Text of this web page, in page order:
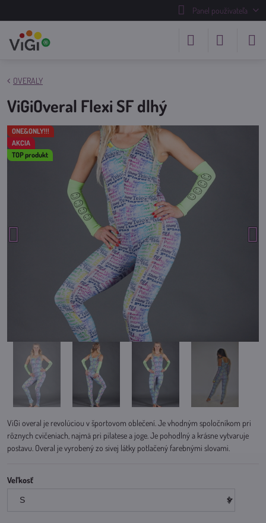
Panel používateľa
ONE&ONLY!!!
AKCIA
TOP produkt
OVERALY
ViGiOveral Flexi SF dlhý
ViGi overal je revolúciou v športovom oblečení. Je vhodným spoločníkom pri
rôznych cvičeniach, najmä pri pilatese a joge. Je pohodlný a krásne vytvaruje
postavu. Overal je vyrobený zo sivej látky potlačený farebnými slovami.
Veľkosť